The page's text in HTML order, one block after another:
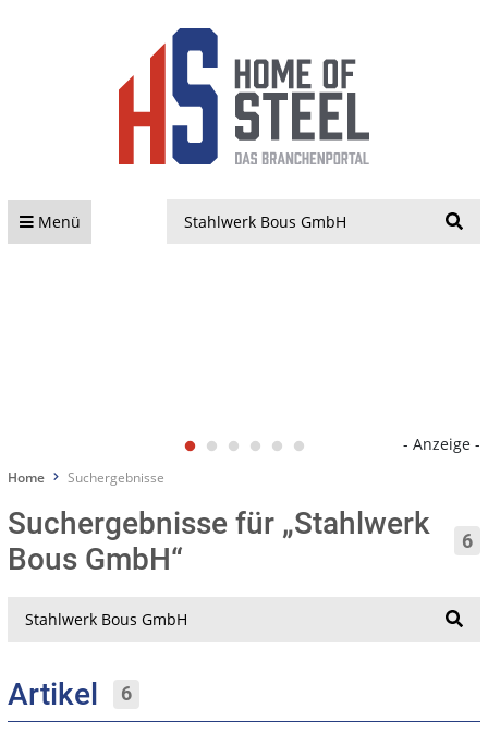
Menü
- Anzeige -
Home Suchergebnisse
Suchergebnisse für „Stahlwerk
Bous GmbH“
6
Artikel 6